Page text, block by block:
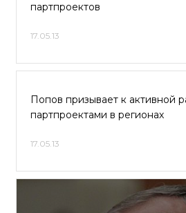
партпроектов
17.05.13
Попов призывает к активной
партпроектами в регионах
17.05.13